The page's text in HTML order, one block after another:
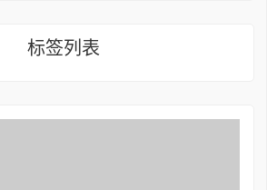
标签列表